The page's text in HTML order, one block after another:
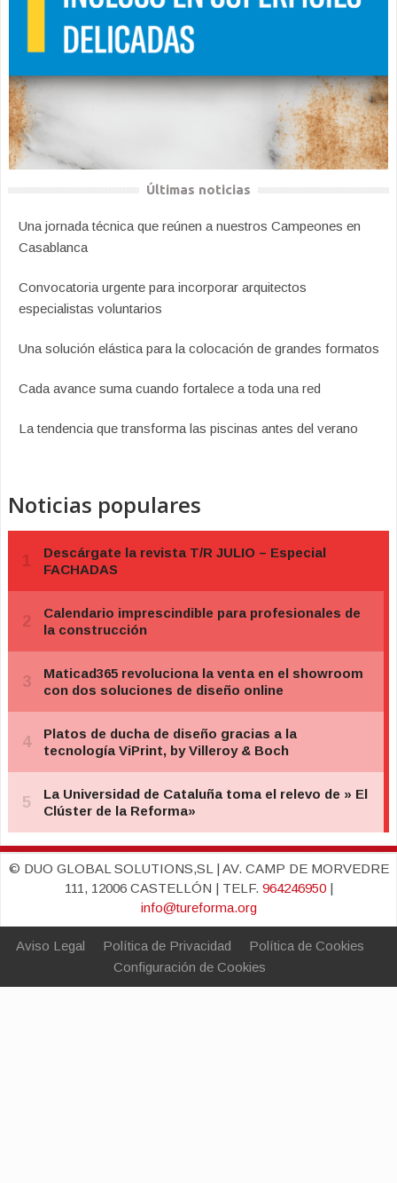
Últimas noticias
Una jornada técnica que reúnen a nuestros Campeones en
Casablanca
Convocatoria urgente para incorporar arquitectos
especialistas voluntarios
Una solución elástica para la colocación de grandes formatos
Cada avance suma cuando fortalece a toda una red
La tendencia que transforma las piscinas antes del verano
Noticias populares
© DUO GLOBAL SOLUTIONS,SL | AV. CAMP DE MORVEDRE
111, 12006 CASTELLÓN | TELF. 964246950|
info@tureforma.org
Aviso Legal Política de Privacidad
Política de Cookies
Configuración de Cookies